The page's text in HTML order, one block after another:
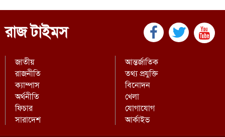
রাজ টাইমস
জাতীয়
রাজনীতি
আন্তর্জাতিক
তথ্য প্রযুক্তি
ক্যাম্পাস
অর্থনীতি
বিনোদন
খেলা
ফিচার
সারাদেশ
যোগাযোগ
আর্কাইভ